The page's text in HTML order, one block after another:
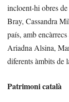
incloent-hi obres
Bray, Cassandra
país, amb
Ariadna Alsina,
diferents àmbits de
Patrimoni català